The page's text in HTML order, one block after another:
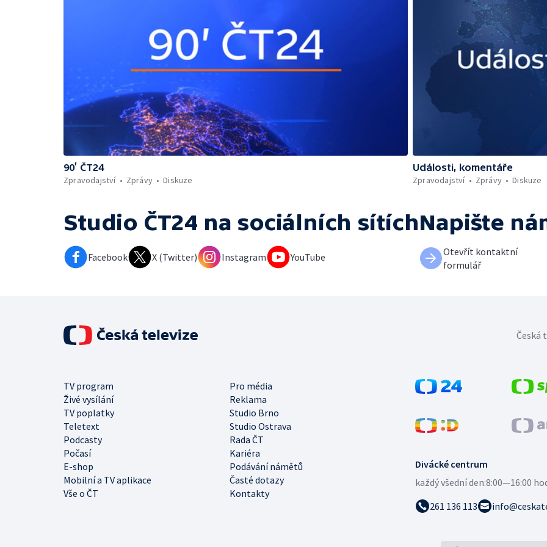
90’ ČT24
Zpravodajství
Zprávy Diskuze
Události, komentáře
Zpravodajství
Zprávy Diskuze
Studio ČT24 na sociálních sítích
Facebook X (Twitter) Instagram YouTube
Napište
Otevřít kontaktní
formulář
Divácké centrum
každý všední den:8:00—16:00
261 136 113
TV program
Pro média
Živé vysílání
Reklama
TV poplatky
Studio Brno
Teletext
Studio Ostrava
Podcasty
Rada ČT
Počasí
Kariéra
E-shop
Podávání námětů
Mobilní a TV aplikace
Časté dotazy
Vše o ČT
Kontakty
Česká